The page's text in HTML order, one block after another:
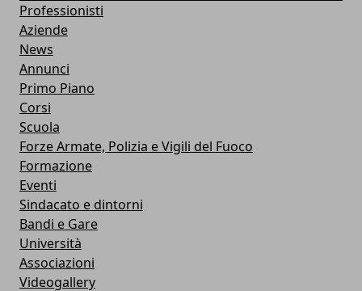
Professionisti
Aziende
News
Annunci
Primo Piano
Corsi
Scuola
Forze Armate, Polizia e Vigili del Fuoco
Formazione
Eventi
Sindacato e dintorni
Bandi e Gare
Università
Associazioni
Videogallery